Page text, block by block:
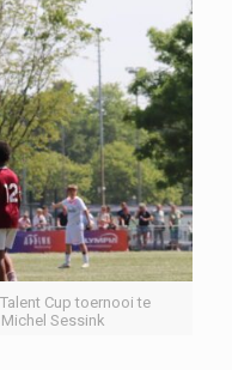
Cup toernooi te
Sessink